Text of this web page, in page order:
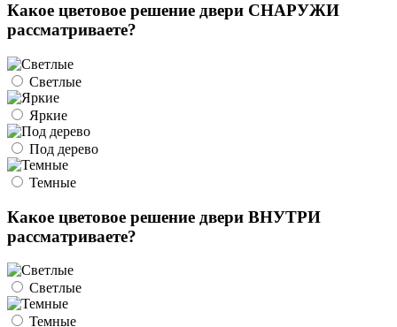
Какое цветовое решение двери СНАРУЖИ
рассматриваете?
Светлые
Яркие
Под дерево
Темные
Какое цветовое решение двери ВНУТРИ
рассматриваете?
Светлые
Темные